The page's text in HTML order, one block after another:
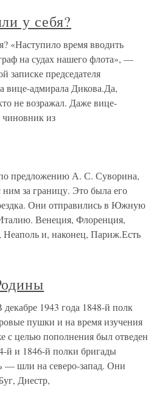
у себя?
«Наступило время вводить
на судах нашего флота», —
записке председателя
вице-адмирала Дикова.Да,
не возражал. Даже вице-
из
предложению А. С. Суворина,
ним за границу. Это была его
Они отправились в Южную
Венеция, Флоренция,
Неаполь и, наконец, Париж.Есть
1943 года 1848-й полк
пушки и на время изучения
с целью пополнения был отведен
й и 1846-й полки бригады
— шли на северо-запад. Они
Днестр,